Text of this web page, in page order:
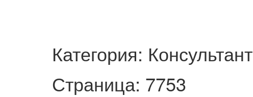
Категория: Консультант
Страница: 7753